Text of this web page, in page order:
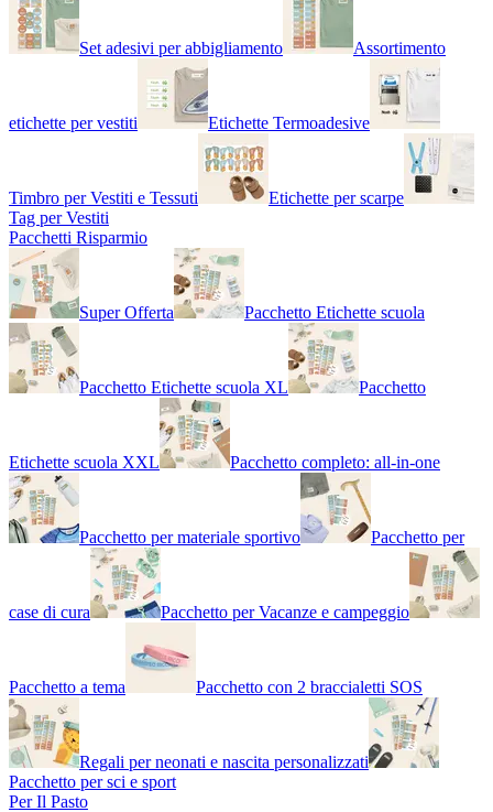
Set adesivi per abbigliamento Assortimento
etichette per vestiti Etichette Termoadesive
Timbro per Vestiti e Tessuti
Etichette per scarpe
Tag per Vestiti
Pacchetti Risparmio
Super Offerta Pacchetto Etichette scuola
Pacchetto Etichette scuola XL Pacchetto
Etichette scuola XXL Pacchetto completo: all-in-one
Pacchetto per materiale sportivo Pacchetto per
case di cura Pacchetto per Vacanze e campeggio
Pacchetto a tema Pacchetto con 2 braccialetti SOS
Regali per neonati e nascita personalizzati
Pacchetto per sci e sport
Per Il Pasto